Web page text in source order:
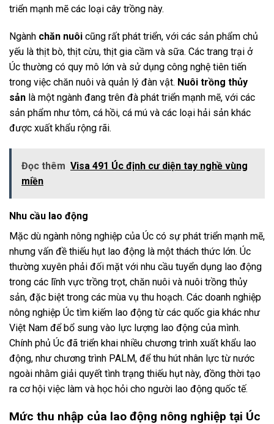
triển mạnh mẽ các loại cây trồng này.
Ngành chăn nuôi cũng rất phát triển, với các sản phẩm chủ
yếu là thịt bò, thịt cừu, thịt gia cầm và sữa. Các trang trại ở
Úc thường có quy mô lớn và sử dụng công nghệ tiên tiến
trong việc chăn nuôi và quản lý đàn vật. Nuôi trồng thủy
sản là một ngành đang trên đà phát triển mạnh mẽ, với các
sản phẩm như tôm, cá hồi, cá mú và các loại hải sản khác
được xuất khẩu rộng rãi.
Đọc thêm Visa 491 Úc định cư diện tay nghề vùng
miền
Nhu cầu lao động
Mặc dù ngành nông nghiệp của Úc có sự phát triển mạnh mẽ,
nhưng vấn đề thiếu hụt lao động là một thách thức lớn. Úc
thường xuyên phải đối mặt với nhu cầu tuyển dụng lao động
trong các lĩnh vực trồng trọt, chăn nuôi và nuôi trồng thủy
sản, đặc biệt trong các mùa vụ thu hoạch. Các doanh nghiệp
nông nghiệp Úc tìm kiếm lao động từ các quốc gia khác như
Việt Nam để bổ sung vào lực lượng lao động của mình.
Chính phủ Úc đã triển khai nhiều chương trình xuất khẩu lao
động, như chương trình PALM, để thu hút nhân lực từ nước
ngoài nhằm giải quyết tình trạng thiếu hụt này, đồng thời tạo
ra cơ hội việc làm và học hỏi cho người lao động quốc tế.
Mức thu nhập của lao động nông nghiệp tại Úc